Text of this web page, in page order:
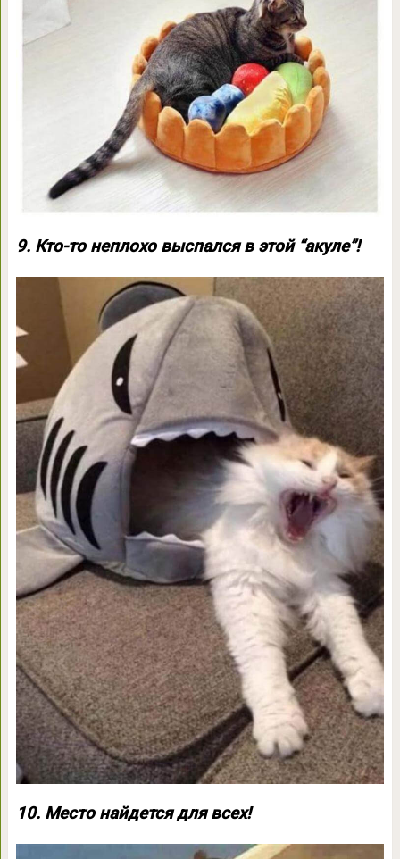
9. Кто-то неплохо выспался в этой “акуле”!
10. Место найдется для всех!